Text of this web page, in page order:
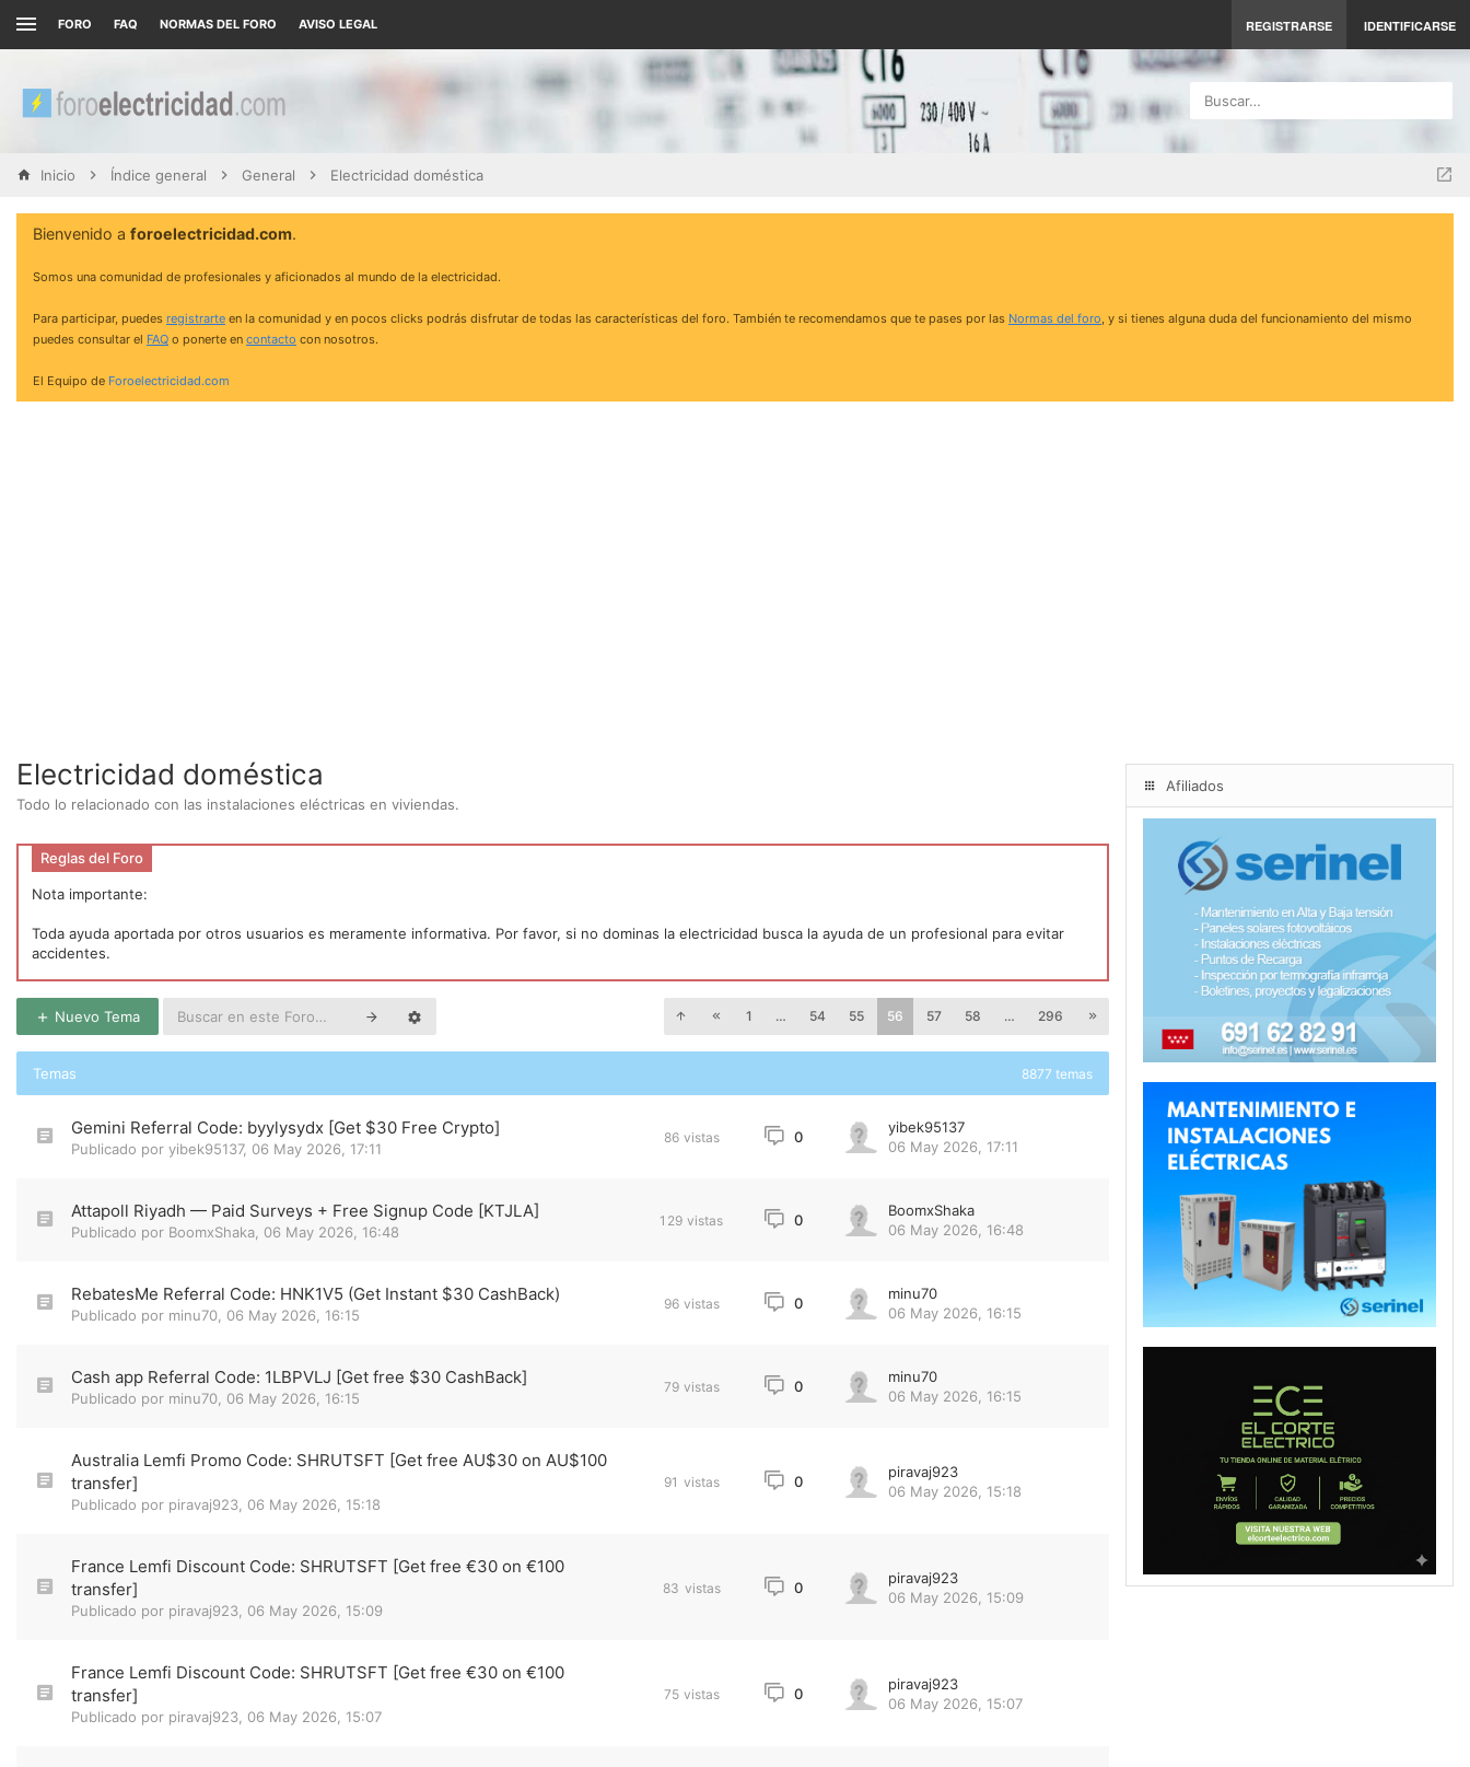
FORO FAQ NORMAS DEL FORO AVISO LEGAL REGISTRARSE IDENTIFICARSE
Buscar…
Inicio Índice general General Electricidad doméstica
Bienvenido a foroelectricidad.com.
Somos una comunidad de profesionales y aficionados al mundo de la electricidad.
Para participar, puedes registrarte en la comunidad y en pocos clicks podrás disfrutar de todas las características del foro. También te recomendamos que te pases por las Normas del foro, y si tienes alguna duda del funcionamiento del mismo
puedes consultar el FAQ o ponerte en contacto con nosotros.
El Equipo de Foroelectricidad.com
Electricidad doméstica
Todo lo relacionado con las instalaciones eléctricas en viviendas.
Reglas del Foro
Nota importante:
Toda ayuda aportada por otros usuarios es meramente informativa. Por favor, si no dominas la electricidad busca la ayuda de un profesional para evitar
accidentes.
Nuevo Tema 1 … 54 55 56 57 58 … 296
Temas 8877 temas
Gemini Referral Code: byylysydx [Get $30 Free Crypto]
Publicado por yibek95137, 06 May 2026, 17:11
86 vistas 0
yibek95137
06 May 2026, 17:11
Attapoll Riyadh — Paid Surveys + Free Signup Code [KTJLA]
Publicado por BoomxShaka 06 May 2026, 16:48
129 vistas 0
BoomxShaka
06 May 2026, 16:48
RebatesMe Referral Code: HNK1V5 (Get Instant $30 CashBack)
Publicado por minu70 06 May 2026, 16:15
96 vistas 0
minu70
06 May 2026, 16:15
Cash app Referral Code: 1LBPVLJ [Get free $30 CashBack]
Publicado por minu70 06 May 2026, 16:15
79 vistas 0
minu70
06 May 2026, 16:15
Australia Lemfi Promo Code: SHRUTSFT [Get free AU$30 on AU$100
transfer]
Publicado por piravaj923 06 May 2026, 15:18
91 vistas 0
piravaj923
06 May 2026, 15:18
France Lemfi Discount Code: SHRUTSFT [Get free €30 on €100
transfer]
Publicado por piravaj923 06 May 2026, 15:09
83 vistas 0
piravaj923
06 May 2026, 15:09
France Lemfi Discount Code: SHRUTSFT [Get free €30 on €100
transfer]
Publicado por piravaj923 06 May 2026, 15:07
75 vistas 0
piravaj923
06 May 2026, 15:07
Afiliados